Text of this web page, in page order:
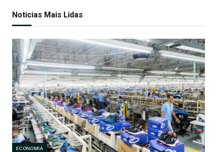
Noticias Mais Lidas
ECONOMIA